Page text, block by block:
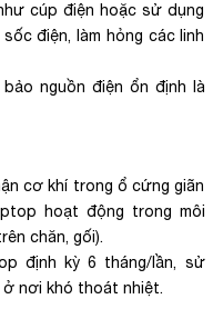
cúp điện hoặc sử dụng
điện, làm hỏng các linh
nguồn điện ổn định là
cơ khí trong ổ cứng giãn
hoạt động trong môi
chăn, gối).
định kỳ 6 tháng/lần, sử
nơi khó thoát nhiệt.